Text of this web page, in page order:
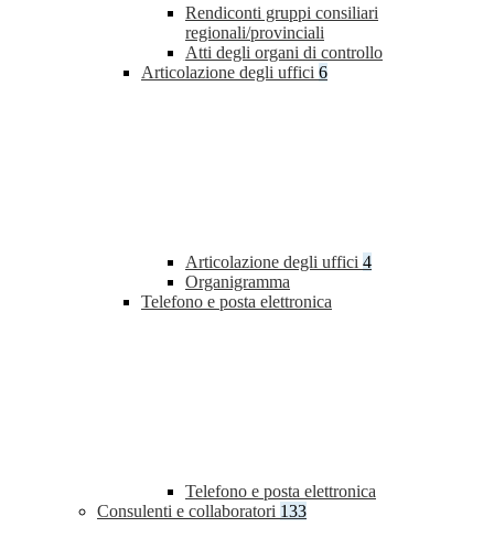
Rendiconti gruppi consiliari
regionali/provinciali
Atti degli organi di controllo
Articolazione degli uffici 6
Articolazione degli uffici 4
Organigramma
Telefono e posta elettronica
Telefono e posta elettronica
Consulenti e collaboratori 133